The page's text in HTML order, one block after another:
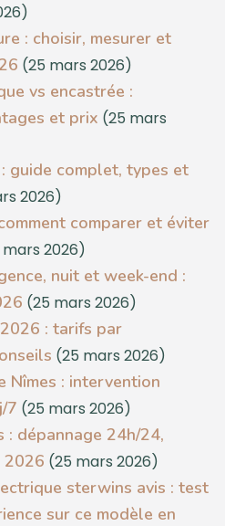
: choisir, mesurer et
(25 mars 2026)
vs encastrée :
et prix (25 mars
guide complet, types et
2026)
comparer et éviter
2026)
nuit et week-end :
(25 mars 2026)
: tarifs par
(25 mars 2026)
Nîmes : intervention
7 (25 mars 2026)
: dépannage 24h/24,
2026 (25 mars 2026)
sterwins avis : test
sur ce modèle en